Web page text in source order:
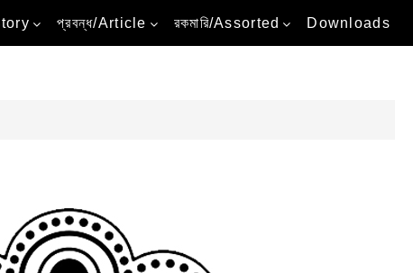
প্রবন্ধ/Article রকমারি/Assorted Downloads